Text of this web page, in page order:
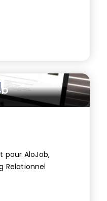
pour AloJob,
Relationnel